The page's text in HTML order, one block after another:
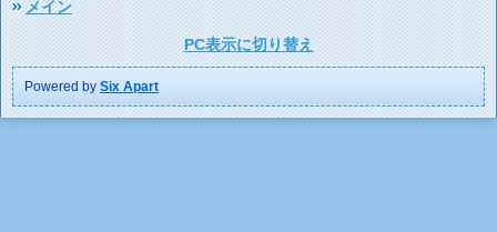
メイン
PC表示に切り替え
Powered by Six Apart